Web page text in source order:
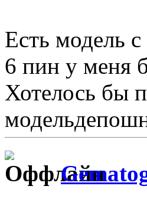
Есть модель
6 пин у меня
Хотелось бы